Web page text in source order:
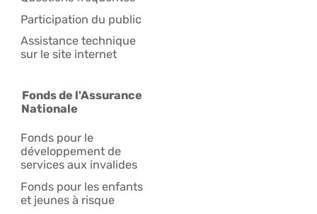
Participation du public
Assistance technique
sur le site internet
Fonds de l'Assurance
Nationale
Fonds pour le
développement de
services aux invalides
Fonds pour les enfants
et jeunes à risque